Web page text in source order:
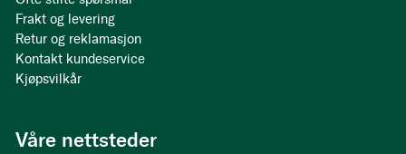
Frakt og levering
Retur og reklamasjon
Kontakt kundeservice
Kjøpsvilkår
Våre nettsteder